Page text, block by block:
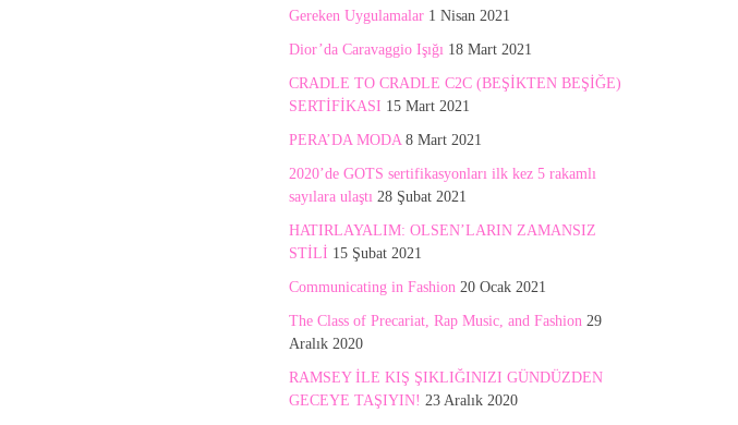
Gereken Uygulamalar 1 Nisan 2021
Dior’da Caravaggio Işığı 18 Mart 2021
CRADLE TO CRADLE C2C (BEŞİKTEN BEŞİĞE)
SERTİFİKASI 15 Mart 2021
PERA’DA MODA 8 Mart 2021
2020’de GOTS sertifikasyonları ilk kez 5 rakamlı
sayılara ulaştı 28 Şubat 2021
HATIRLAYALIM: OLSEN’LARIN ZAMANSIZ
STİLİ 15 Şubat 2021
Communicating in Fashion 20 Ocak 2021
The Class of Precariat, Rap Music, and Fashion 29
Aralık 2020
RAMSEY İLE KIŞ ŞIKLIĞINIZI GÜNDÜZDEN
GECEYE TAŞIYIN! 23 Aralık 2020